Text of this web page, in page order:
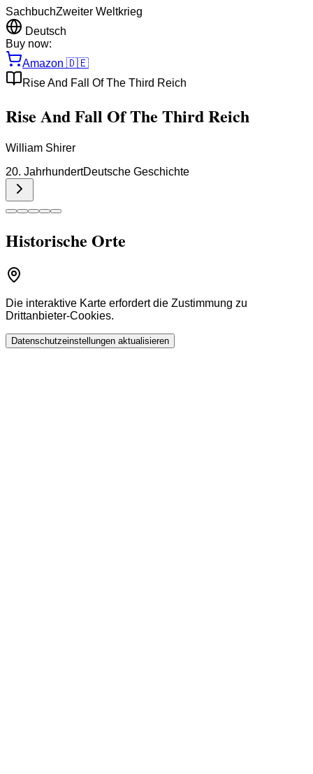
SachbuchZweiter Weltkrieg
Deutsch
Buy now:
Amazon 🇩🇪
Rise And Fall Of The Third Reich
Rise And Fall Of The Third Reich
William Shirer
20. JahrhundertDeutsche Geschichte
Historische Orte
Die interaktive Karte erfordert die Zustimmung zu
Drittanbieter-Cookies.
Datenschutzeinstellungen aktualisieren